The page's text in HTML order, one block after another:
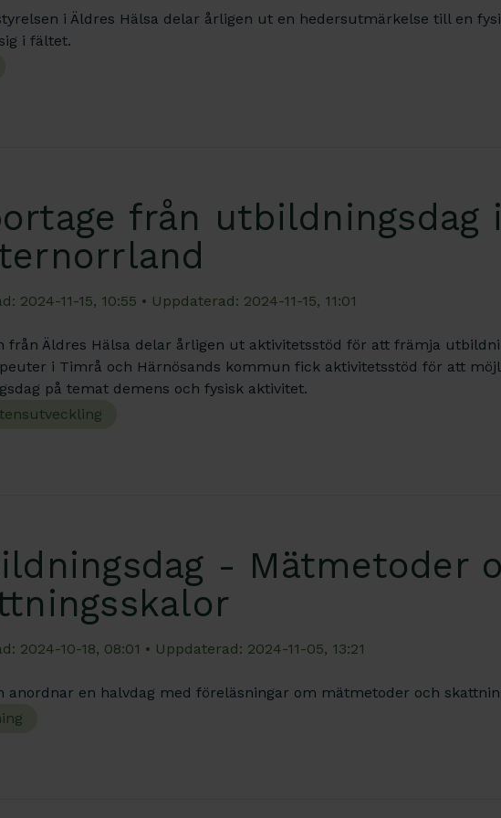
i Äldres Hälsa delar årligen ut en hedersutmärkelse till en
i fältet.
från utbildningsdag i
2024-11-15, 10:55 • Uppdaterad: 2024-11-15, 11:01
från Äldres Hälsa delar årligen ut aktivitetsstöd för att främja
i Timrå och Härnösands kommun fick aktivitetsstöd för att
på temat demens och fysisk aktivitet.
- Mätmetoder
2024-10-18, 08:01 • Uppdaterad: 2024-11-05, 13:21
anordnar en halvdag med föreläsningar om mätmetoder och